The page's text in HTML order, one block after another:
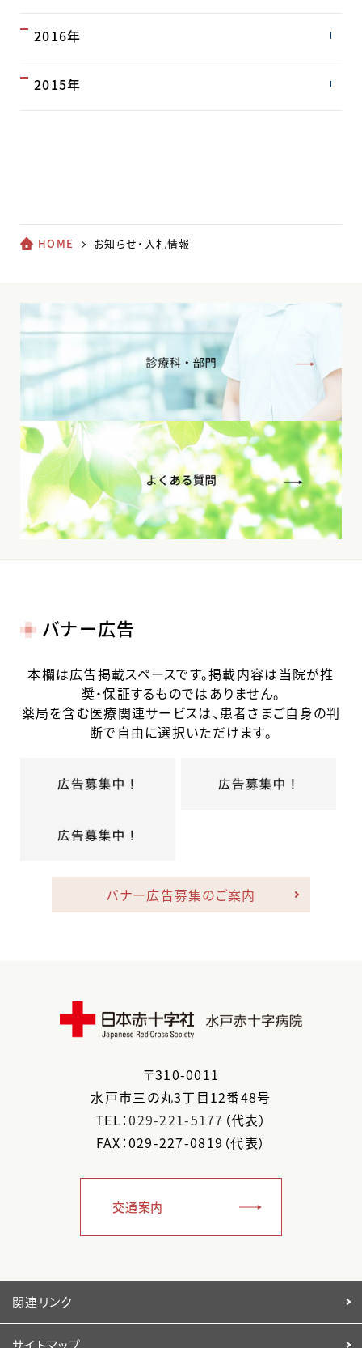
2016年
2015年
HOME お知らせ・入札情報
バナー広告
本欄は広告掲載スペースです。掲載内容は当院が推
奨・保証するものではありません。
薬局を含む医療関連サービスは、患者さまご自身の判
断で自由に選択いただけます。
バナー広告募集のご案内
〒310-0011
水戸市三の丸3丁目12番48号
TEL：029-221-5177 （代表）
FAX：029-227-0819（代表）
交通案内
関連リンク